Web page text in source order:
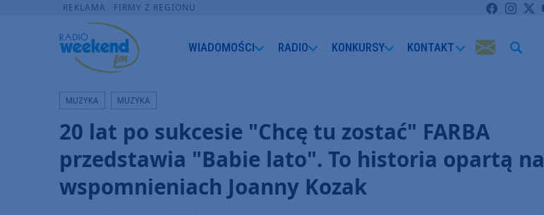
REKLAMA FIRMY Z REGIONU
WIADOMOŚCI RADIO KONKURSY KONTAKT
MUZYKA MUZYKA
20 lat po sukcesie "Chcę tu zostać" FARBA
przedstawia "Babie lato". To historia opartą na
wspomnieniach Joanny Kozak